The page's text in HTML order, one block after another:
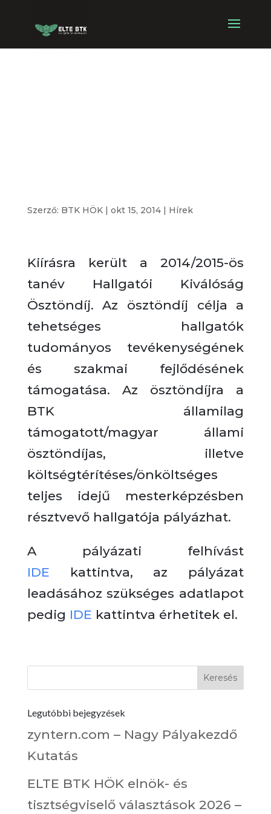
Szerző: BTK HÖK| okt 15, 2014| Hírek
Kiírásra került a 2014/2015-ös
tanév Hallgatói Kiválóság
Ösztöndíj. Az ösztöndíj célja a
tehetséges hallgatók
tudományos tevékenységének
és szakmai fejlődésének
támogatása. Az ösztöndíjra a
BTK államilag
támogatott/magyar állami
ösztöndíjas, illetve
költségtérítéses/önköltséges
teljes idejű mesterképzésben
résztvevő hallgatója pályázhat.
A pályázati felhívást
IDE kattintva, az pályázat
leadásához szükséges adatlapot
pedig IDE kattintva érhetitek el.
Legutóbbi bejegyzések
zyntern.com – Nagy Pályakezdő
Kutatás
ELTE BTK HÖK elnök- és
tisztségviselő választások 2026 –